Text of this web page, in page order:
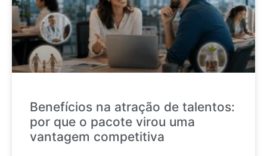
Benefícios na atração de talentos:
por que o pacote virou uma
vantagem competitiva